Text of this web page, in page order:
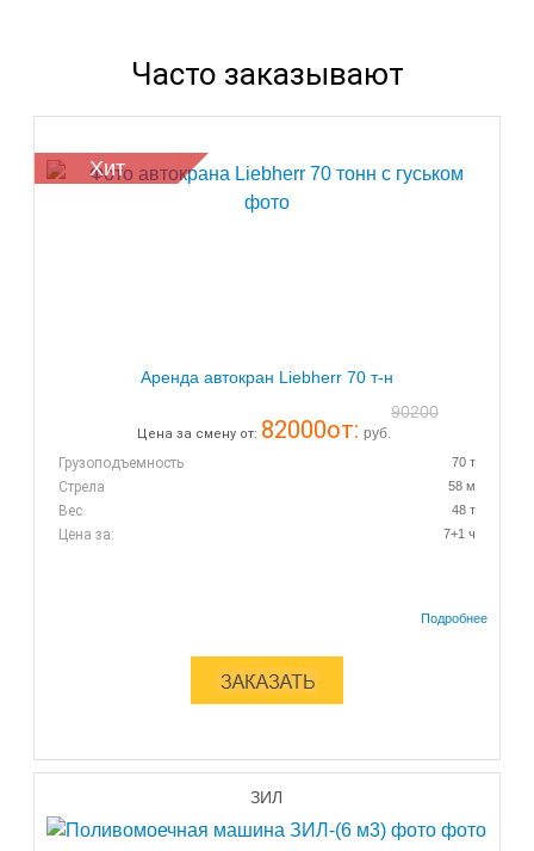
Часто заказывают
Хит
Аренда автокран Liebherr 70 т-н
90200
Цена за смену от: 82000от: руб.
Грузоподъемность
70 т
Стрела 58 м
Вес 48 т
Цена за: 7+1 ч
ЗИЛ